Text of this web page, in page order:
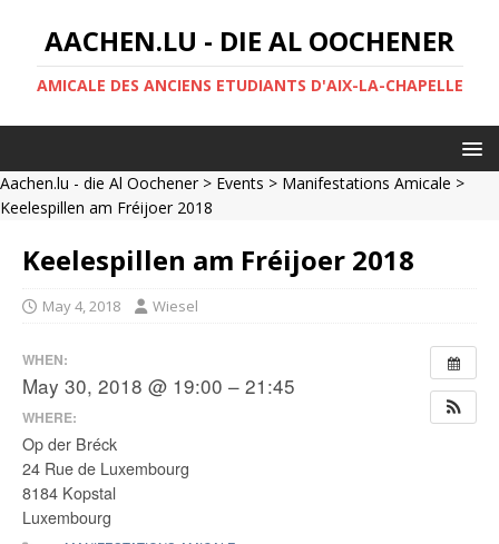
AACHEN.LU - DIE AL OOCHENER
AMICALE DES ANCIENS ETUDIANTS D'AIX-LA-CHAPELLE
Aachen.lu - die Al Oochener> Events > Manifestations Amicale >
Keelespillen am Fréijoer 2018
Keelespillen am Fréijoer 2018
May 4, 2018 Wiesel
WHEN:
May 30, 2018 @ 19:00 – 21:45
WHERE:
Op der Bréck
24 Rue de Luxembourg
8184 Kopstal
Luxembourg